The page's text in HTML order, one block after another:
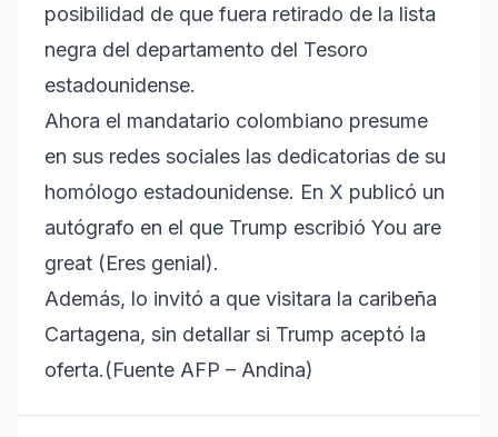
posibilidad de que fuera retirado de la lista
negra del departamento del Tesoro
estadounidense.
Ahora el mandatario colombiano presume
en sus redes sociales las dedicatorias de su
homólogo estadounidense. En X publicó un
autógrafo en el que Trump escribió You are
great (Eres genial).
Además, lo invitó a que visitara la caribeña
Cartagena, sin detallar si Trump aceptó la
oferta.(Fuente AFP – Andina)